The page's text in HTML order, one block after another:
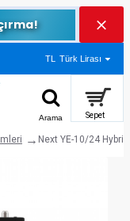
TL Türk Lirası
Next YE-10/24